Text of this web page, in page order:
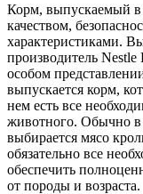
Корм, выпускаемый в
качеством,
характеристиками.
производитель Nestle
особом
выпускается корм,
нем есть все
животного. Обычно в
выбирается мясо
обязательно все
обеспечить
от породы и возраста.